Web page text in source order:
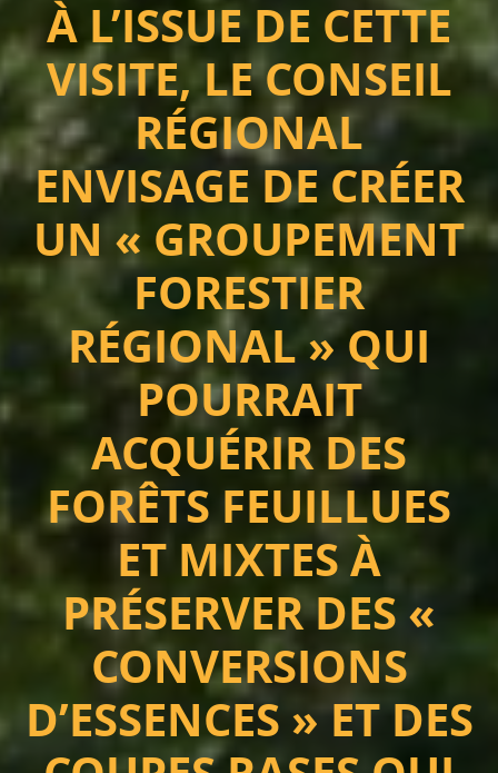
À L’ISSUE DE CETTE
VISITE, LE CONSEIL
RÉGIONAL
ENVISAGE DE CRÉER
UN « GROUPEMENT
FORESTIER
RÉGIONAL » QUI
POURRAIT
ACQUÉRIR DES
FORÊTS FEUILLUES
ET MIXTES À
PRÉSERVER DES «
CONVERSIONS
D’ESSENCES » ET DES